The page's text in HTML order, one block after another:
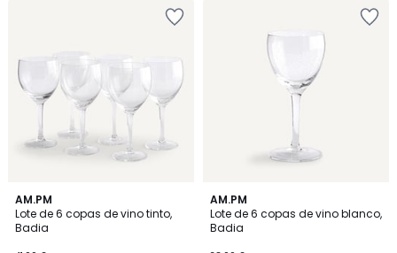
AM.PM
Lote de 6 copas de vino tinto,
Badia
4
/
5
AM.PM
Lote de 6 copas de vino blanco,
Badia
4,5
/ 5